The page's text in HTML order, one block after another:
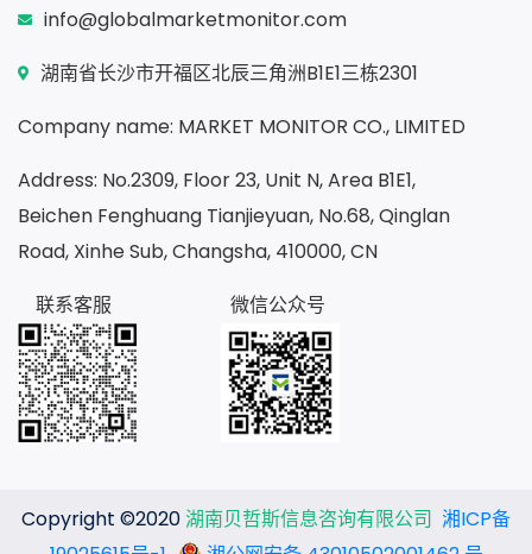
info@globalmarketmonitor.com
湖南省长沙市开福区北辰三角洲B1E1三栋2301
Company name: MARKET MONITOR CO., LIMITED
Address: No.2309, Floor 23, Unit N, Area B1E1,
Beichen Fenghuang Tianjieyuan, No.68, Qinglan
Road, Xinhe Sub, Changsha, 410000, CN
联系客服
微信公众号
Copyright ©2020湖南贝哲斯信息咨询有限公司 湘ICP备